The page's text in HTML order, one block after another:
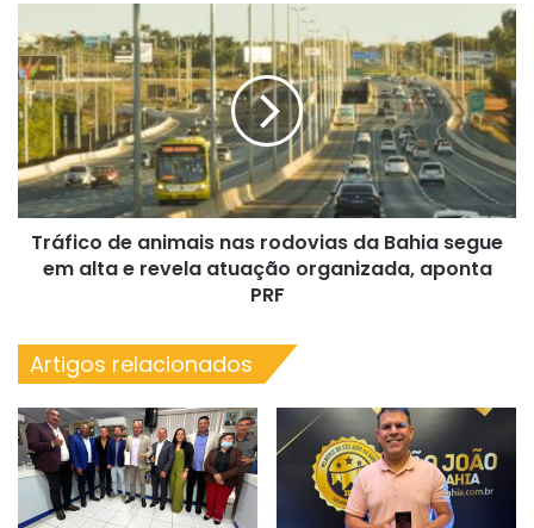
de
animais
nas
rodovias
da
Bahia
segue
em
alta
aponta
PRF
Tráfico de animais nas rodovias da Bahia segue
em alta e revela atuação organizada, aponta
PRF
Artigos relacionados